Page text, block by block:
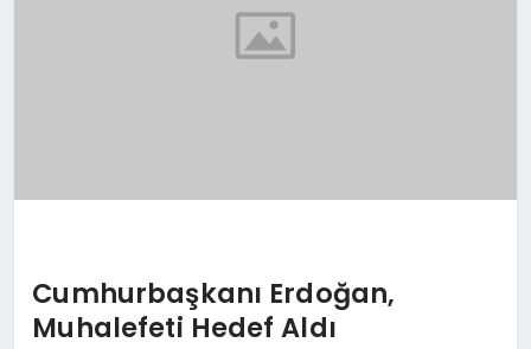
Cumhurbaşkanı Erdoğan,
Muhalefeti Hedef Aldı